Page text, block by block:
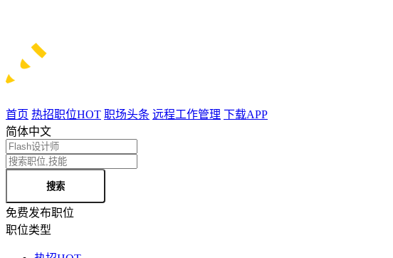
首页 热招职位HOT 职场头条 远程工作管理 下载APP
简体中文
搜索
免费发布职位
职位类型